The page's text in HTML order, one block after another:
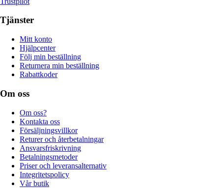
Tjänster
Mitt konto
Hjälpcenter
Följ min beställning
Returnera min beställning
Rabattkoder
Om oss
Om oss?
Kontakta oss
Försäljningsvillkor
Returer och återbetalningar
Ansvarsfriskrivning
Betalningsmetoder
Priser och leveransalternativ
Integritetspolicy
Vår butik